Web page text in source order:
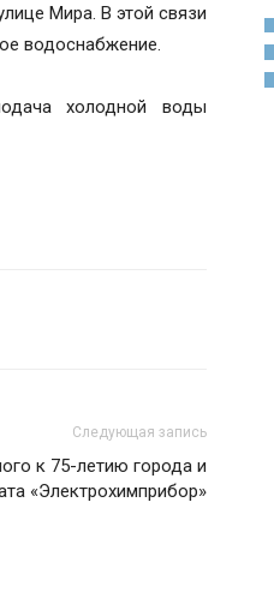
Мира. В этой связи
водоснабжение.
холодной воды
Следующая запись
к 75-летию города и
«Электрохимприбор»